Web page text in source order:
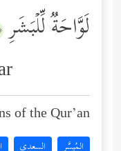
لَوَّاحَةࣱ لِّلۡبَشَرِ
of the Qur’an:
المُيسَّر السعدي